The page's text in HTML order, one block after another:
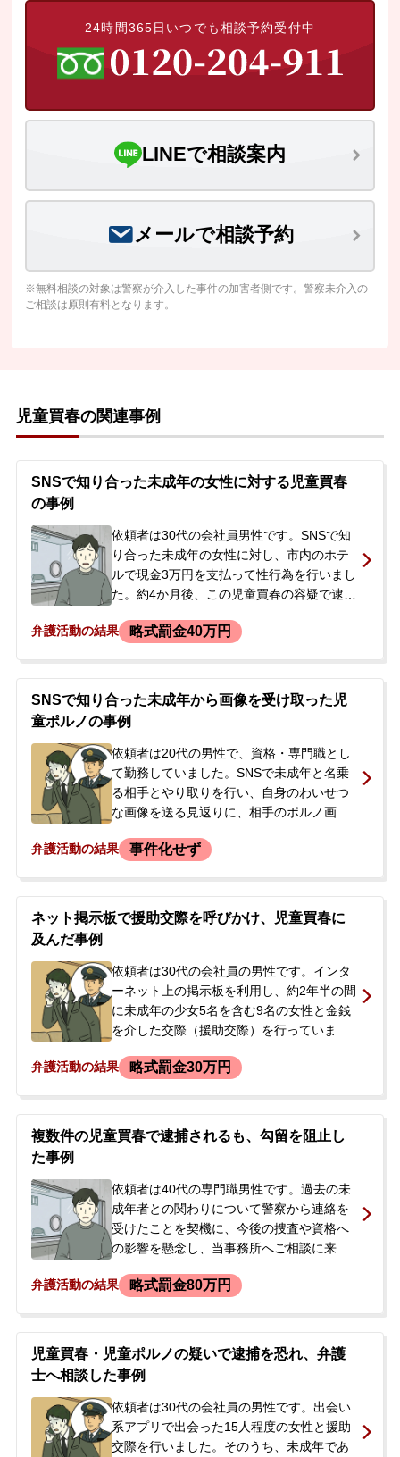
24時間365日いつでも相談予約受付中
LINEで相談案内
メールで相談予約
※無料相談の対象は警察が介入した事件の加害者側です。警察未介入の
ご相談は原則有料となります。
児童買春の関連事例
SNSで知り合った未成年の女性に対する児童買春
の事例
依頼者は30代の会社員男性です。SNSで知
り合った未成年の女性に対し、市内のホテ
ルで現金3万円を支払って性行為を行いまし
た。約4か月後、この児童買春の容疑で逮捕
収されました。送致後に釈放されました
限に抑えたいとの思いから、釈放後に当事
務所へ相談に来られました。
弁護活動の結果 略式罰金40万円
SNSで知り合った未成年から画像を受け取った児
童ポルノの事例
依頼者は20代の男性で、資格・専門職とし
て勤務していました。SNSで未成年と名乗
る相手とやり取りを行い、自身のわいせつ
な画像を送る見返りに、相手のポルノ画像
名乗る人物から金銭を要望する連絡を受け
た。依頼者は逮捕されることを強く恐れて
おり、今後の対応について弁護士に相談し
弁護活動の結果 事件化せず
ネット掲示板で援助交際を呼びかけ、児童買春に
及んだ事例
依頼者は30代の会社員の男性です。インタ
ーネット上の掲示板を利用し、約2年半の間
に未成年の少女5名を含む9名の女性と金銭
を介した交際（援助交際）を行っていまし
開始され、警察が依頼者の自宅を訪れ、児
後日警察署で取り調べを受けるよう要請さ
れました。依頼者に前科はなく、今後の処
抱えて当事務所へ相談に来られました。
弁護活動の結果 略式罰金30万円
複数件の児童買春で逮捕されるも、勾留を阻止し
た事例
依頼者は40代の専門職男性です。過去の未
成年者との関わりについて警察から連絡を
受けたことを契機に、今後の捜査や資格へ
の影響を懸念し、当事務所へご相談に来ら
童ポルノ禁止法違反の容疑で逮捕されまし
なった場合、資格や職を失うリスクが極め
て高い状況でした。
弁護活動の結果 略式罰金80万円
児童買春・児童ポルノの疑いで逮捕を恐れ、弁護
士へ相談した事例
依頼者は30代の会社員の男性です。出会い
系アプリで出会った15人程度の女性と援助
交際を行いました。そのうち、未成年であ